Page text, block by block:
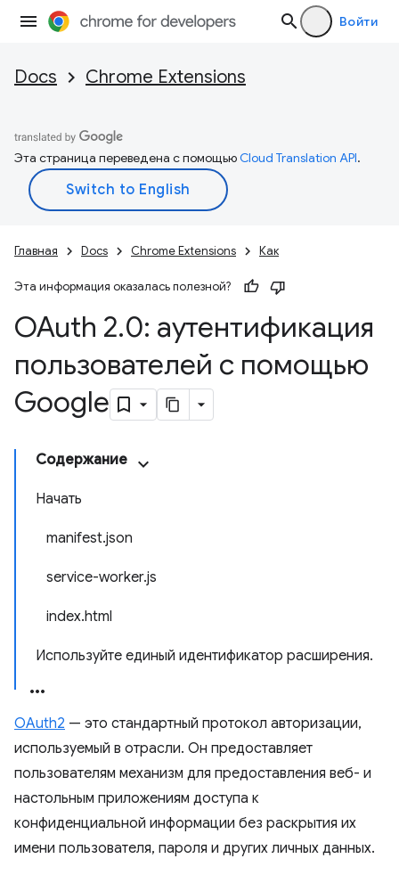
Войти
Docs Chrome Extensions
Эта страница переведена с помощьюCloud Translation API.
Главная Docs Chrome Extensions Как
Эта информация оказалась полезной?
OAuth 2.0: аутентификация
пользователей с помощью
Google
Содержание
Начать
manifest.json
service-worker.js
index.html
Используйте единый идентификатор расширения.
OAuth2 — это стандартный протокол авторизации,
используемый в отрасли. Он предоставляет
пользователям механизм для предоставления веб- и
настольным приложениям доступа к
конфиденциальной информации без раскрытия их
имени пользователя, пароля и других личных данных.